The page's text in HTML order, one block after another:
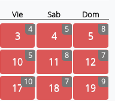
Vie Sab Dom
3 4 4 5 5 8
10 5 11 8 12 7
1710 18 7 19 9